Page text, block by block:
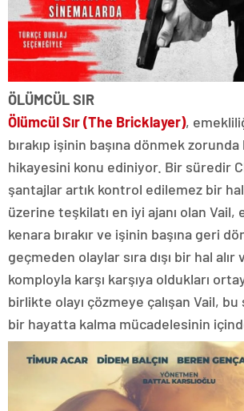
ÖLÜMCÜL SIR
Ölümcül Sır (The Bricklayer),
bırakıp işinin başına dönmek zorunda
hikayesini konu ediniyor. Bir süredir
şantajlar artık kontrol edilemez bir
üzerine teşkilatı en iyi ajanı olan
kenara bırakır ve işinin başına geri
geçmeden olaylar sıra dışı bir hal
komployla karşı karşıya oldukları
birlikte olayı çözmeye çalışan Vail,
bir hayatta kalma mücadelesinin